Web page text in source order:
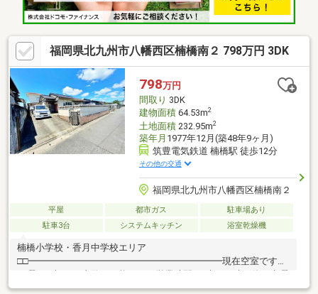
福岡県北九州市八幡西区楠橋南２ 798万円 3DK
798万円
間取り 3DK
建物面積64.53m2
土地面積232.95m2
築年月 1977年12月(築48年9ヶ月)
筑豊電気鉄道 楠橋駅 徒歩12分
その他の交通
福岡県北九州市八幡西区楠橋南２
平屋 都市ガス
駐車場あり
駐車3台
システムキッチン 浴室乾燥機
楠橋小学校・香月中学校エリア
□□━━━━━━━━━━━━━━━━━━━━━現在空室です。
日、第2、3火曜日） この時間帯はお電話でのお問い合わせがスム